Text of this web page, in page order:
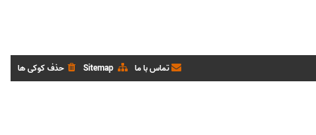
حذف کوکی ها Sitemap تماس با ما